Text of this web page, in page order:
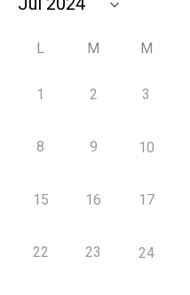
L M M
1 2 3
8 9 10
15 16 17
22 23 24